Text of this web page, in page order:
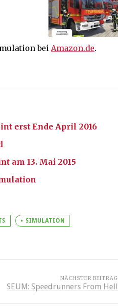
bei Amazon.de.
erst Ende April 2016
am 13. Mai 2015
SIMULATION
NÄCHSTER BEITRAG
SEUM: Speedrunners From Hell